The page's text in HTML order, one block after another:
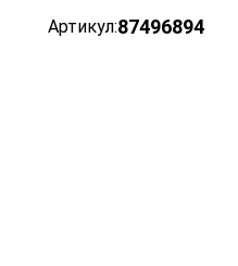
Артикул:87496894